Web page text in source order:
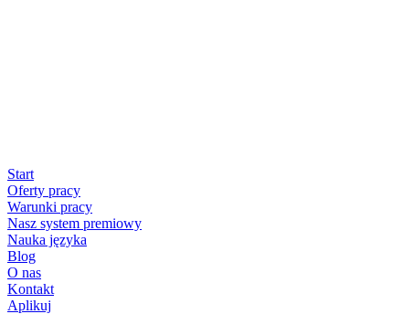
Start
Oferty pracy
Warunki pracy
Nasz system premiowy
Nauka języka
Blog
O nas
Kontakt
Aplikuj